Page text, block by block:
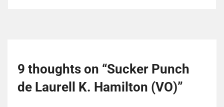
9 thoughts on “Sucker Punch
de Laurell K. Hamilton (VO)”